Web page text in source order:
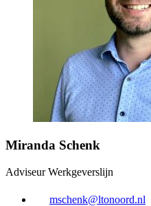
Miranda Schenk
Adviseur Werkgeverslijn
mschenk@ltonoord.nl